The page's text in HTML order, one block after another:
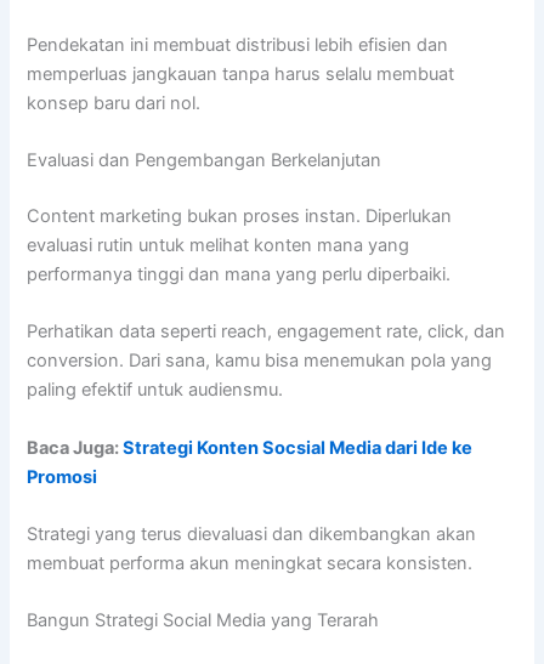
Pendekatan ini membuat distribusi lebih efisien dan
memperluas jangkauan tanpa harus selalu membuat
konsep baru dari nol.
Evaluasi dan Pengembangan Berkelanjutan
Content marketing bukan proses instan. Diperlukan
evaluasi rutin untuk melihat konten mana yang
performanya tinggi dan mana yang perlu diperbaiki.
Perhatikan data seperti reach, engagement rate, click, dan
conversion. Dari sana, kamu bisa menemukan pola yang
paling efektif untuk audiensmu.
Baca Juga:Strategi Konten Socsial Media dari Ide ke
Promosi
Strategi yang terus dievaluasi dan dikembangkan akan
membuat performa akun meningkat secara konsisten.
Bangun Strategi Social Media yang Terarah